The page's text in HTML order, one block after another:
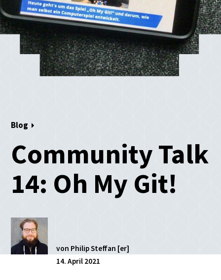
Blog
Community Talk
14: Oh My Git!
von Philip Steffan [er]
14. April 2021